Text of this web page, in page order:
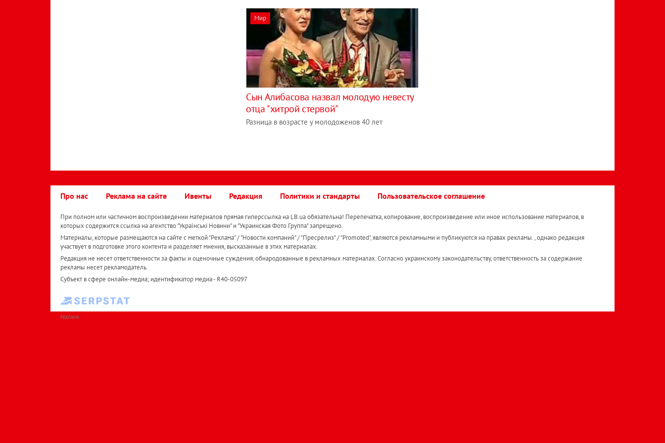
Мир
Сын Алибасова назвал молодую невесту
отца "хитрой стервой"
Разница в возрасте у молодоженов 40 лет
Про нас Реклама на сайте Ивенты Редакция Политики и стандарты Пользовательское соглашение
При полном или частичном воспроизведении материалов прямая гиперссылка на LB.ua обязательна! Перепечатка, копирование, воспроизведение или иное использование материалов, в
которых содержится ссылка на агентство "Українськi Новини" и "Украинская Фото Группа" запрещено.
Материалы, которые размещаются на сайте с меткой "Реклама" / "Новости компаний" / "Пресрелиз" / "Promoted", являются рекламными и публикуются на правах рекламы. , однако редакция
участвует в подготовке этого контента и разделяет мнения, высказанные в этих материалах.
Редакция не несет ответственности за факты и оценочные суждения, обнародованные в рекламных материалах. Согласно украинскому законодательству, ответственность за содержание
рекламы несет рекламодатель.
Субъект в сфере онлайн-медиа; идентификатор медиа - R40-05097
РЕКЛАМА